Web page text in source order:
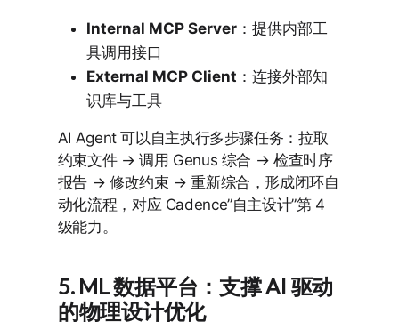
Internal MCP Server：提供内部工
具调用接口
External MCP Client ：连接外部知
识库与工具
AI Agent 可以自主执行多步骤任务：拉取
约束文件 → 调用 Genus 综合 → 检查时序
报告 → 修改约束 → 重新综合，形成闭环自
动化流程，对应 Cadence”自主设计”第 4
级能力。
5. ML 数据平台：支撑 AI 驱动
的物理设计优化